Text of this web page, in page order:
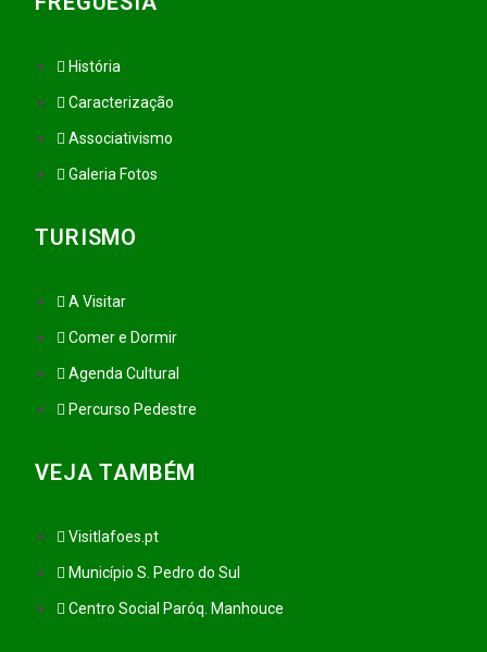
História
Caracterização
Associativismo
Galeria Fotos
TURISMO
A Visitar
Comer e Dormir
Agenda Cultural
Percurso Pedestre
VEJA TAMBÉM
Visitlafoes.pt
Município S. Pedro do Sul
Centro Social Paróq. Manhouce